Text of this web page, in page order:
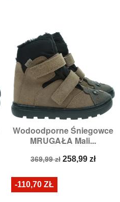
Wodoodporne Śniegowce
MRUGAŁA Mali...
Cena
369,99 zł Cena
258,99 zł
-110,70 ZŁ